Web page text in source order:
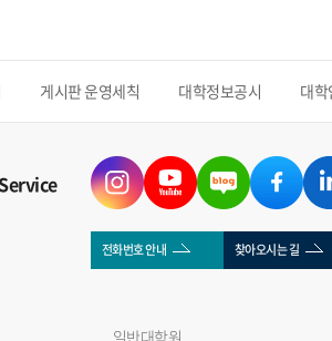
게시판 운영세칙 대학정보공시 대
전화번호 안내 찾아오시는 길
일반대학원